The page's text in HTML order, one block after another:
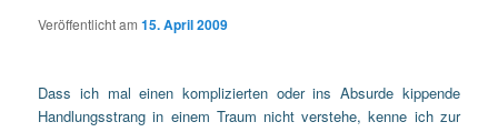
Veröffentlicht am15. April 2009
Dass ich mal einen komplizierten oder ins Absurde kippende
Handlungsstrang in einem Traum nicht verstehe, kenne ich zur